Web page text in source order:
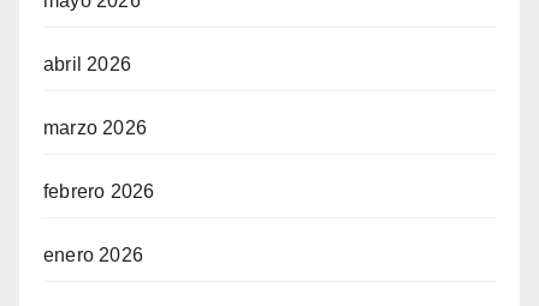
abril 2026
marzo 2026
febrero 2026
enero 2026